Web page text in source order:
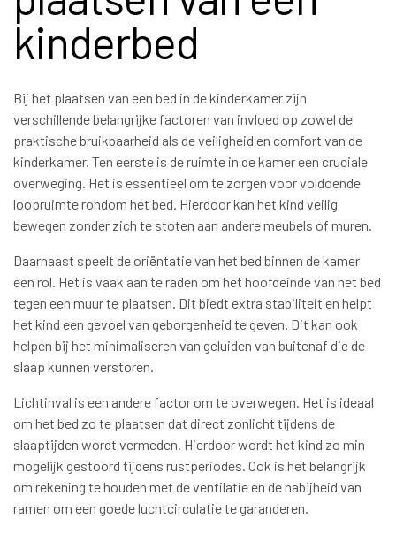
kinderbed
Bij het plaatsen van een bed in de kinderkamer zijn
verschillende belangrijke factoren van invloed op zowel de
praktische bruikbaarheid als de veiligheid en comfort van de
kinderkamer. Ten eerste is de ruimte in de kamer een cruciale
overweging. Het is essentieel om te zorgen voor voldoende
loopruimte rondom het bed. Hierdoor kan het kind veilig
bewegen zonder zich te stoten aan andere meubels of muren.
Daarnaast speelt de oriëntatie van het bed binnen de kamer
een rol. Het is vaak aan te raden om het hoofdeinde van het bed
tegen een muur te plaatsen. Dit biedt extra stabiliteit en helpt
het kind een gevoel van geborgenheid te geven. Dit kan ook
helpen bij het minimaliseren van geluiden van buitenaf die de
slaap kunnen verstoren.
Lichtinval is een andere factor om te overwegen. Het is ideaal
om het bed zo te plaatsen dat direct zonlicht tijdens de
slaaptijden wordt vermeden. Hierdoor wordt het kind zo min
mogelijk gestoord tijdens rustperiodes. Ook is het belangrijk
om rekening te houden met de ventilatie en de nabijheid van
ramen om een goede luchtcirculatie te garanderen.